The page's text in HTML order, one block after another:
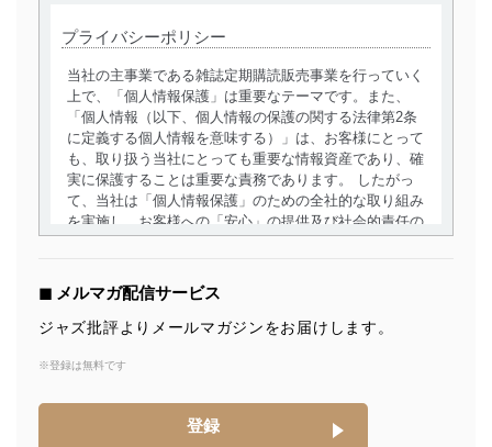
プライバシーポリシー
当社の主事業である雑誌定期購読販売事業を行っていく
上で、「個人情報保護」は重要なテーマです。また、
「個人情報（以下、個人情報の保護の関する法律第2条
に定義する個人情報を意味する）」は、お客様にとって
も、取り扱う当社にとっても重要な情報資産であり、確
実に保護することは重要な責務であります。 したがっ
て、当社は「個人情報保護」のための全社的な取り組み
を実施し、お客様への「安心」の提供及び社会的責任の
個人情報の取得・利用・提供について
当社は、個人情報の取得・利用・提供に際して、その利
達成に必要な範囲内で適法かつ公正な手段によって取
個人情報は、同意を得ずに目的外利用、第三者への提
供・開示は行いません。当社においてはこれらの取り組
◼︎ メルマガ配信サービス
ジャズ批評よりメールマガジンをお届けします。
※登録は無料です
登録